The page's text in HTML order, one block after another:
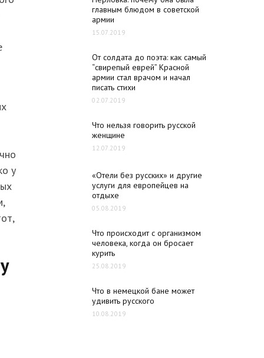
у
главным блюдом в советской
армии
15.07.2019
От солдата до поэта: как самый
“свирепый еврей” Красной
армии стал врачом и начал
писать стихи
02.07.2019
Что нельзя говорить русской
женщине
12.07.2019
«Отели без русских» и другие
услуги для европейцев на
отдыхе
05.08.2019
Что происходит с организмом
человека, когда он бросает
курить
25.08.2019
Что в немецкой бане может
удивить русского
10.08.2019